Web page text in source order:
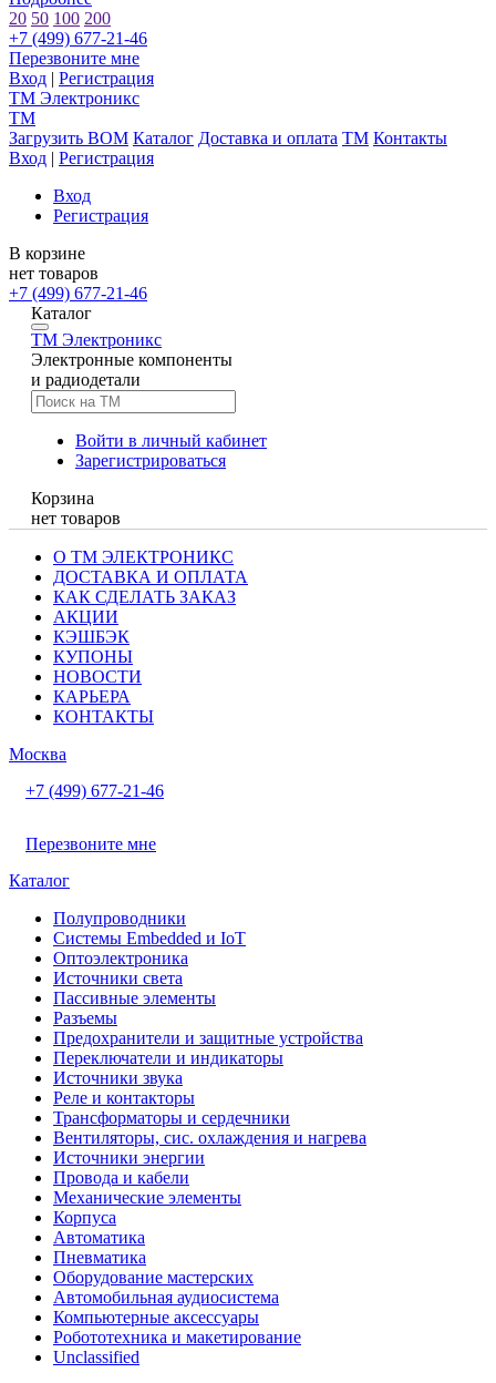
20 50 100 200
+7 (499) 677-21-46
Перезвоните мне
Вход | Регистрация
TM Электроникс
TM
Загрузить BOM Каталог Доставка и оплата TM Контакты
Вход | Регистрация
Вход
Регистрация
В корзине
нет товаров
+7 (499) 677-21-46
Каталог
TM Электроникс
Электронные компоненты
и радиодетали
Войти в личный кабинет
Зарегистрироваться
Корзина
нет товаров
О ТМ ЭЛЕКТРОНИКС
ДОСТАВКА И ОПЛАТА
КАК СДЕЛАТЬ ЗАКАЗ
АКЦИИ
КЭШБЭК
КУПОНЫ
НОВОСТИ
КАРЬЕРА
КОНТАКТЫ
Москва
+7 (499) 677-21-46
Перезвоните мне
Каталог
Полупроводники
Системы Embedded и IoT
Oптоэлектроника
Источники света
Пассивные элементы
Разъeмы
Предохранители и защитные устройства
Переключатели и индикаторы
Источники звука
Реле и контакторы
Трансформаторы и сердечники
Вентиляторы, сис. охлаждения и нагрева
Источники энергии
Провода и кабели
Механические элементы
Корпуса
Автоматика
Пневматика
Оборудование мастерских
Автомобильная аудиосистема
Компьютерные аксессуары
Робототехника и макетирование
Unclassified